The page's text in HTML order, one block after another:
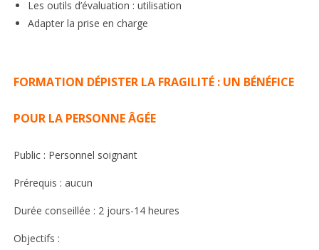
Les outils d’évaluation : utilisation
Adapter la prise en charge
FORMATION DÉPISTER LA FRAGILITÉ : UN BÉNÉFICE
POUR LA PERSONNE ÂGÉE
Public : Personnel soignant
Prérequis : aucun
Durée conseillée : 2 jours-14 heures
Objectifs :